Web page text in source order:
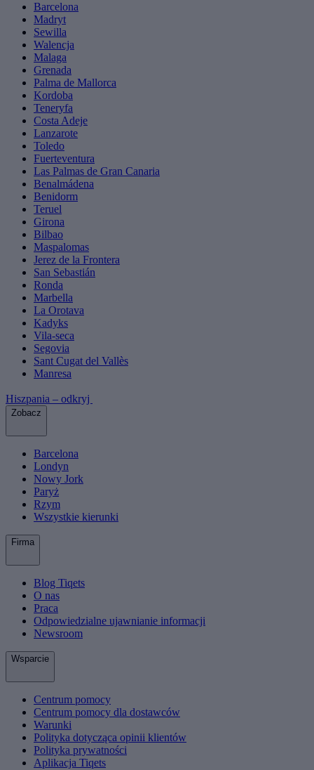
Barcelona
Madryt
Sewilla
Walencja
Malaga
Grenada
Palma de Mallorca
Kordoba
Teneryfa
Costa Adeje
Lanzarote
Toledo
Fuerteventura
Las Palmas de Gran Canaria
Benalmádena
Benidorm
Teruel
Girona
Bilbao
Maspalomas
Jerez de la Frontera
San Sebastián
Ronda
Marbella
La Orotava
Kadyks
Vila-seca
Segovia
Sant Cugat del Vallès
Manresa
Hiszpania – odkryj
Zobacz
Barcelona
Londyn
Nowy Jork
Paryż
Rzym
Wszystkie kierunki
Firma
Blog Tiqets
O nas
Praca
Odpowiedzialne ujawnianie informacji
Newsroom
Wsparcie
Centrum pomocy
Centrum pomocy dla dostawców
Warunki
Polityka dotycząca opinii klientów
Polityka prywatności
Aplikacja Tiqets